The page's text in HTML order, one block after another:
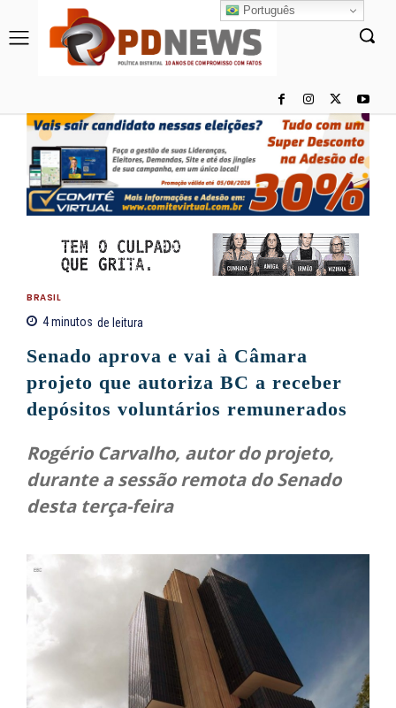
BRASIL
4minutos de leitura
Senado aprova e vai à Câmara
projeto que autoriza BC a receber
depósitos voluntários remunerados
Rogério Carvalho, autor do projeto,
durante a sessão remota do Senado
desta terça-feira
Português